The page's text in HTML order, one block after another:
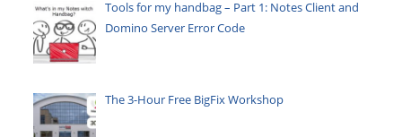
Tools for my handbag – Part 1: Notes Client and
Domino Server Error Code
The 3-Hour Free BigFix Workshop